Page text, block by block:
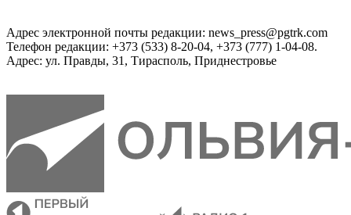
Адрес электронной почты редакции: news_press@pgtrk.com
Телефон редакции: +373 (533) 8-20-04, +373 (777) 1-04-08.
Адрес: ул. Правды, 31, Тирасполь, Приднестровье